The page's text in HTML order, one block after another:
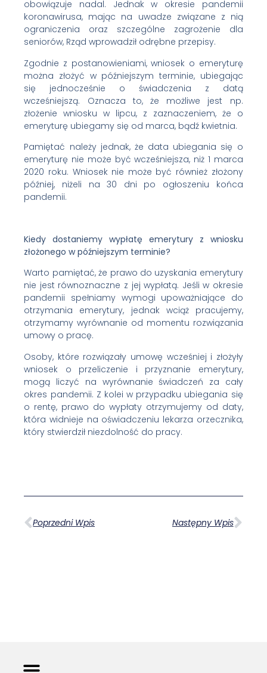
obowiązuje nadal. Jednak w okresie pandemii
koronawirusa, mając na uwadze związane z nią
ograniczenia oraz szczególne zagrożenie dla
seniorów, Rząd wprowadził odrębne przepisy.
Zgodnie z postanowieniami, wniosek o emeryturę
można złożyć w późniejszym terminie, ubiegając
się jednocześnie o świadczenia z datą
wcześniejszą. Oznacza to, że możliwe jest np.
złożenie wniosku w lipcu, z zaznaczeniem, że o
emeryturę ubiegamy się od marca, bądź kwietnia.
Pamiętać należy jednak, że data ubiegania się o
emeryturę nie może być wcześniejsza, niż 1 marca
2020 roku. Wniosek nie może być również złożony
później, niżeli na 30 dni po ogłoszeniu końca
pandemii.
Kiedy dostaniemy wypłatę emerytury z wniosku
złożonego w późniejszym terminie?
Warto pamiętać, że prawo do uzyskania emerytury
nie jest równoznaczne z jej wypłatą. Jeśli w okresie
pandemii spełniamy wymogi upoważniające do
otrzymania emerytury, jednak wciąż pracujemy,
otrzymamy wyrównanie od momentu rozwiązania
umowy o pracę.
Osoby, które rozwiązały umowę wcześniej i złożyły
wniosek o przeliczenie i przyznanie emerytury,
mogą liczyć na wyrównanie świadczeń za cały
okres pandemii. Z kolei w przypadku ubiegania się
o rentę, prawo do wypłaty otrzymujemy od daty,
która widnieje na oświadczeniu lekarza orzecznika,
który stwierdził niezdolność do pracy.
Poprzedni Wpis Następny Wpis